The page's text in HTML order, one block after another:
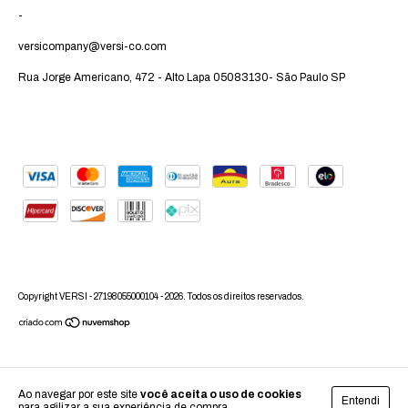
Ao navegar por este site você aceita o uso de cookies
Entendi
-
versicompany@versi-co.com
Rua Jorge Americano, 472 - Alto Lapa 05083130- São Paulo SP
Copyright VERSI - 27198055000104 - 2026. Todos os direitos reservados.